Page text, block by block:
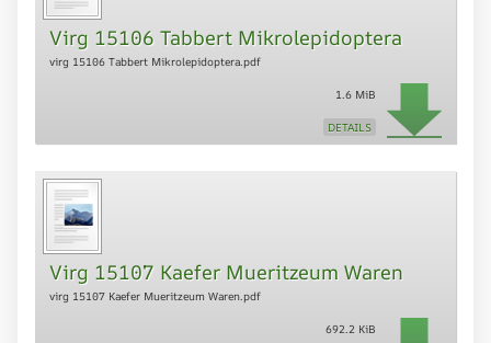
Virg 15106 Tabbert Mikrolepidoptera
virg 15106 Tabbert Mikrolepidoptera.pdf
1.6 MiB
DETAILS
Virg 15107 Kaefer Mueritzeum Waren
virg 15107 Kaefer Mueritzeum Waren.pdf
692.2 KiB